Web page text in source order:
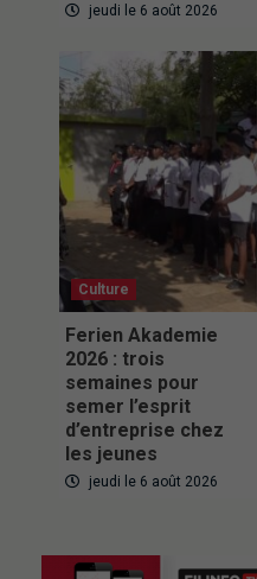
jeudi le 6 août 2026
Culture
Ferien Akademie
2026 : trois
semaines pour
semer l’esprit
d’entreprise chez
les jeunes
jeudi le 6 août 2026